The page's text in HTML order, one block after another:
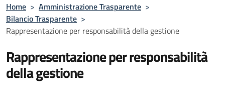
Home > Amministrazione Trasparente >
Bilancio Trasparente >
Rappresentazione per responsabilità della gestione
Rappresentazione per responsabilità
della gestione